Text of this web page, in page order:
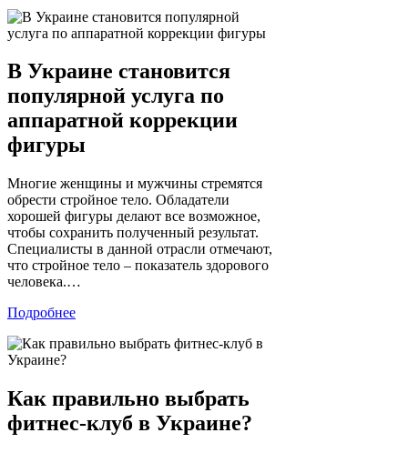
В Украине становится
популярной услуга по
аппаратной коррекции
фигуры
Многие женщины и мужчины стремятся
обрести стройное тело. Обладатели
хорошей фигуры делают все возможное,
чтобы сохранить полученный результат.
Специалисты в данной отрасли отмечают,
что стройное тело – показатель здорового
человека.…
Подробнее
Как правильно выбрать
фитнес-клуб в Украине?